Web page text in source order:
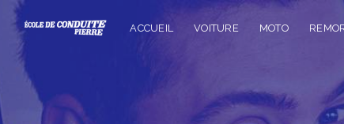
ACCUEIL VOITURE MOTO
Panneau de gestion des cookies